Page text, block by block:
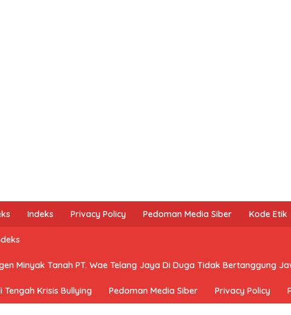
Indeks Privacy Policy Pedoman Media Siber Kode Etik
Minyak Tanah PT. Wae Telang Jaya Di Duga Tidak Bertanggung
Krisis Bullying Pedoman Media Siber Privacy Policy